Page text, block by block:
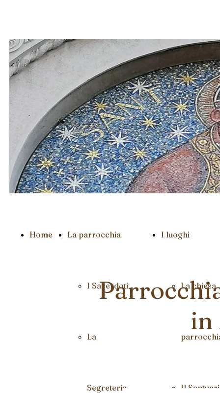
Home La parrocchia
I Sacerdoti
La
Segreteria
I luoghi
La chiesa
Il
in